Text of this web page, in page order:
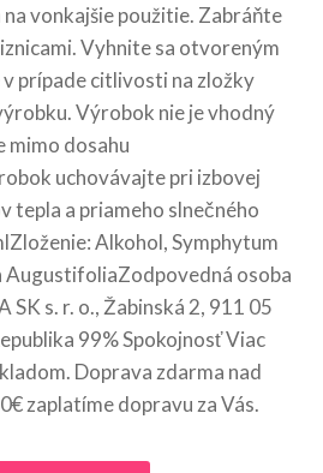
vonkajšie použitie. Zabráňte
Vyhnite sa otvoreným
prípade citlivosti na zložky
Výrobok nie je vhodný
mimo dosahu
uchovávajte pri izbovej
tepla a priameho slnečného
Alkohol, Symphytum
AugustifoliaZodpovedná osoba
SK s. r. o., Žabinská 2, 911 05
99% Spokojnosť Viac
Doprava zdarma nad
zaplatíme dopravu za Vás.